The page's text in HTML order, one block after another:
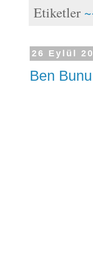
Etiketler
26 Eylül
Ben